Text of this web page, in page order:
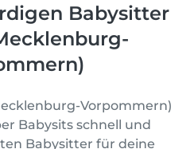
Babysitter
Vorpommern)
Babysits schnell und
Babysitter für deine